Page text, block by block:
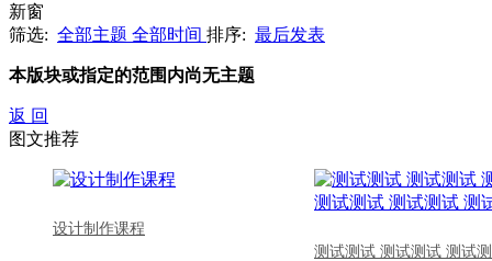
新窗
筛选: 全部主题 全部时间 排序: 最后发表
本版块或指定的范围内尚无主题
返 回
图文推荐
设计制作课程
测试测试 测试测试 测试